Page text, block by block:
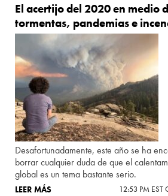
El acertijo del 2020 en medio
tormentas, pandemias e
Desafortunadamente, este año se ha
borrar cualquier duda de que el
global es un tema bastante serio.
LEER MÁS 12:53 PM EST